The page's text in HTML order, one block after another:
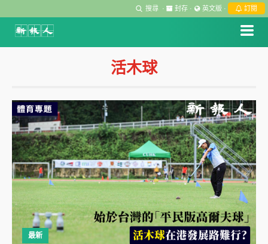
搜尋 · 封存 · 英文版 · 訂閱
活木球
最新